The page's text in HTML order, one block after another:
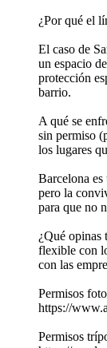
¿Por qué el
El caso de
un espacio
protección
barrio.
A qué se
sin permiso
los lugares
Barcelona
pero la
para que no
¿Qué opinas
flexible con
con las
Permisos
https://
Permisos